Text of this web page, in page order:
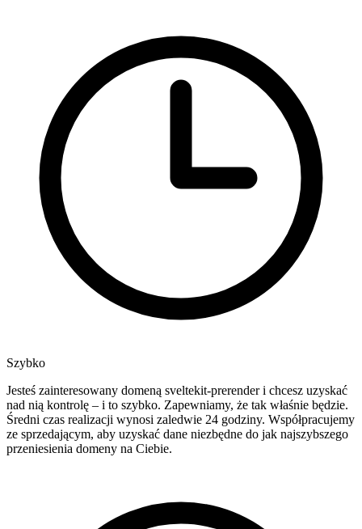
Szybko
Jesteś zainteresowany domeną sveltekit-prerender i chcesz uzyskać
nad nią kontrolę – i to szybko. Zapewniamy, że tak właśnie będzie.
Średni czas realizacji wynosi zaledwie 24 godziny. Współpracujemy
ze sprzedającym, aby uzyskać dane niezbędne do jak najszybszego
przeniesienia domeny na Ciebie.